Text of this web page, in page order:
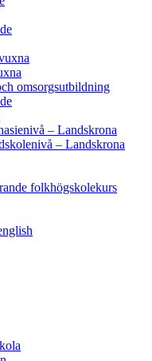
omsorgsutbildning
– Landskrona
– Landskrona
folkhögskolekurs